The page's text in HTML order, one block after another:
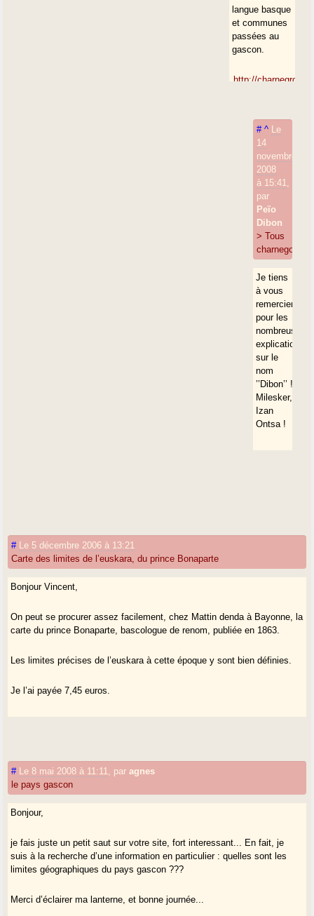
langue basque
et communes
passées au
gascon.
http://
un lieu-dit de
Bardos sur la
rivière
Ithurriague :
probablement
ibi(=gué) +
sufixe locatif
# ^
Le
14
novembre
2008
à 15:41
par
Peïo
Dibon
> Tous
charnegous !
Je tiens
à vous
remercier
pour les
nombreuses
explications
sur le
nom
’’Dibon’’ !
Milesker,
Izan
Ontsa !
#
Le 5 décembre 2006 à 13:21
Carte des limites de l’euskara, du prince Bonaparte
Bonjour Vincent,
On peut se procurer assez facilement, chez Mattin denda à Bayonne, la
carte du prince Bonaparte, bascologue de renom, publiée en 1863.
Les limites précises de l’euskara à cette époque y sont bien définies.
Je l’ai payée 7,45 euros.
# Le 8 mai 2008 à 11:11 paragnes
le pays gascon
Bonjour,
je fais juste un petit saut sur votre site, fort interessant... En fait, je
suis à la recherche d’une information en particulier : quelles sont les
limites géographiques du pays gascon ???
Merci d’éclairer ma lanterne, et bonne journée...